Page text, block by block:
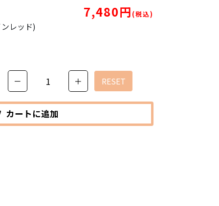
7,480円 (税込)
レッド)
－ ＋ RESET
カートに追加